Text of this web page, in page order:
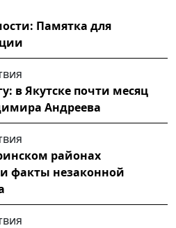
Памятка для
в Якутске почти месяц
Андреева
районах
факты незаконной